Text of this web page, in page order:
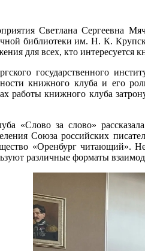
Светлана Сергеевна
библиотеки им. Н. К.
для всех, кто интересуется
государственного
книжного клуба и его
работы книжного клуба
«Слово за слово»
Союза российских
«Оренбург читающий».
различные форматы